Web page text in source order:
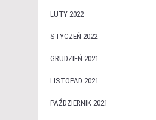
LUTY 2022
STYCZEŃ 2022
GRUDZIEŃ 2021
LISTOPAD 2021
PAŹDZIERNIK 2021